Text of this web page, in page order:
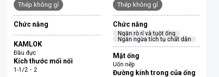
Thép không gỉ
Chức năng
KAMLOK
Đầu đực
Kích thước mối nối
1-1/2・2
Thép không gỉ
Chức năng
Ngăn rò rỉ và tuột ống
Ngăn ngừa tích tụ chất dẫn
Mặt ống
Uốn nếp
Đường kính trong của ống